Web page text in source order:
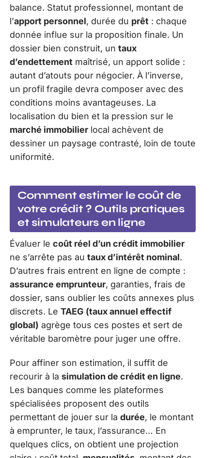
balance. Statut professionnel, montant de
l’apport personnel, durée du prêt : chaque
donnée influe sur la proposition finale. Un
dossier bien construit, un taux
d’endettement maîtrisé, un apport solide :
autant d’atouts pour négocier. À l’inverse,
un profil fragile devra composer avec des
conditions moins avantageuses. La
localisation du bien et la pression sur le
marché immobilier local achèvent de
dessiner un paysage contrasté, loin de toute
uniformité.
Comment estimer le coût de
votre crédit ? Outils pratiques
et simulateurs en ligne
Évaluer le coût réel d’un crédit immobilier
ne s’arrête pas au taux d’intérêt nominal.
D’autres frais entrent en ligne de compte :
assurance emprunteur, garanties, frais de
dossier, sans oublier les coûts annexes plus
discrets. Le TAEG (taux annuel effectif
global) agrège tous ces postes et sert de
véritable baromètre pour juger une offre.
Pour affiner son estimation, il suffit de
recourir à la simulation de crédit en ligne.
Les banques comme les plateformes
spécialisées proposent des outils
permettant de jouer sur la durée, le montant
à emprunter, le taux, l’assurance… En
quelques clics, on obtient une projection